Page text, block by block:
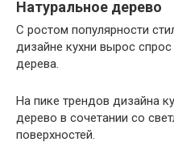
Натуральное дерево
С ростом популярности
дизайне кухни вырос
дерева.
На пике трендов дизайна
дерево в сочетании со
поверхностей.